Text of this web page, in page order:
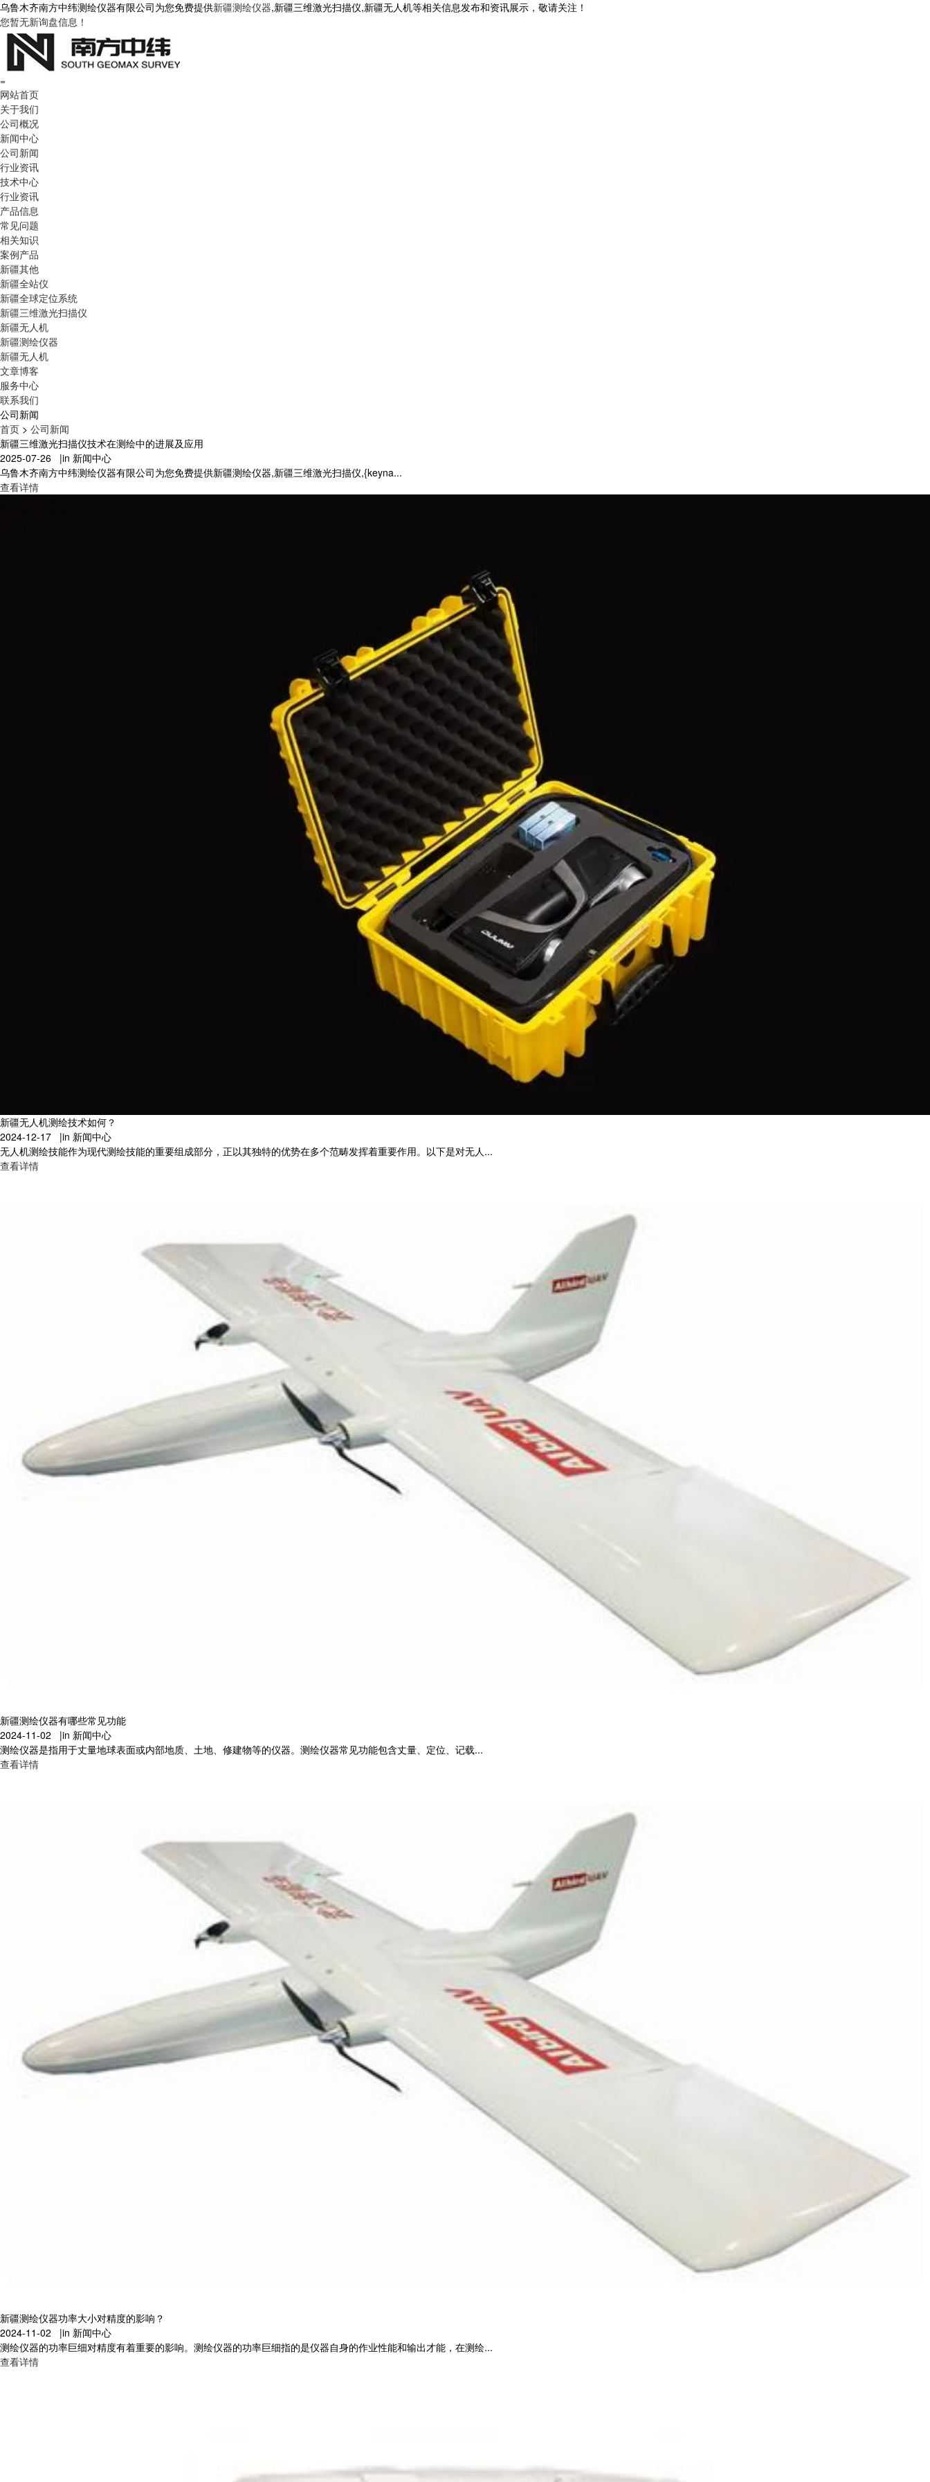
乌鲁木齐南方中纬测绘仪器有限公司为您免费提供新疆测绘仪器,新疆三维激光扫描仪,新疆无人机等相关信息发布和资讯展示，敬请关注！
您暂无新询盘信息！
=
网站首页
关于我们
公司概况
新闻中心
公司新闻
行业资讯
技术中心
行业资讯
产品信息
常见问题
相关知识
案例产品
新疆其他
新疆全站仪
新疆全球定位系统
新疆三维激光扫描仪
新疆无人机
新疆测绘仪器
新疆无人机
文章博客
服务中心
联系我们
公司新闻
首页 > 公司新闻
新疆三维激光扫描仪技术在测绘中的进展及应用
2025-07-26 |in 新闻中心
乌鲁木齐南方中纬测绘仪器有限公司为您免费提供新疆测绘仪器,新疆三维激光扫描仪,{keyna...
查看详情
新疆无人机测绘技术如何？
2024-12-17 |in 新闻中心
无人机测绘技能作为现代测绘技能的重要组成部分，正以其独特的优势在多个范畴发挥着重要作用。以下是对无人...
查看详情
新疆测绘仪器有哪些常见功能
2024-11-02 |in 新闻中心
测绘仪器是指用于丈量地球表面或内部地质、土地、修建物等的仪器。测绘仪器常见功能包含丈量、定位、记载...
查看详情
新疆测绘仪器功率大小对精度的影响？
2024-11-02 |in 新闻中心
测绘仪器的功率巨细对精度有着重要的影响。测绘仪器的功率巨细指的是仪器自身的作业性能和输出才能，在测绘...
查看详情